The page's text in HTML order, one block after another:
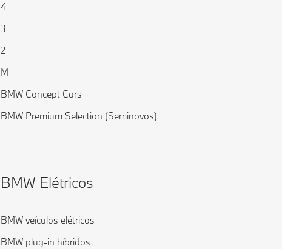
4
3
2
M
BMW Concept Cars
BMW Premium Selection (Seminovos)
BMW Elétricos
BMW veículos elétricos
BMW plug-in híbridos